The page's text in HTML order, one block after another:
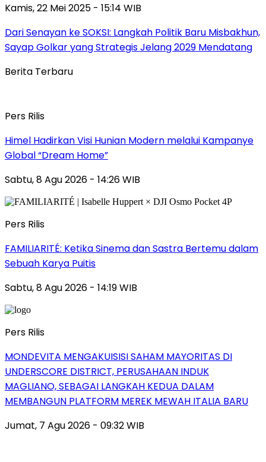
Kamis, 22 Mei 2025 - 15:14 WIB
Dari Senayan ke SOKSI: Langkah Politik Baru Misbakhun,
Sayap Golkar yang Strategis Jelang 2029 Mendatang
Berita Terbaru
Pers Rilis
Himel Hadirkan Visi Hunian Modern melalui Kampanye
Global “Dream Home”
Sabtu, 8 Agu 2026 - 14:26 WIB
Pers Rilis
FAMILIARITÉ: Ketika Sinema dan Sastra Bertemu dalam
Sebuah Karya Puitis
Sabtu, 8 Agu 2026 - 14:19 WIB
Pers Rilis
MONDEVITA MENGAKUISISI SAHAM MAYORITAS DI
UNDERSCORE DISTRICT, PERUSAHAAN INDUK
MAGLIANO, SEBAGAI LANGKAH KEDUA DALAM
MEMBANGUN PLATFORM MEREK MEWAH ITALIA BARU
Jumat, 7 Agu 2026 - 09:32 WIB